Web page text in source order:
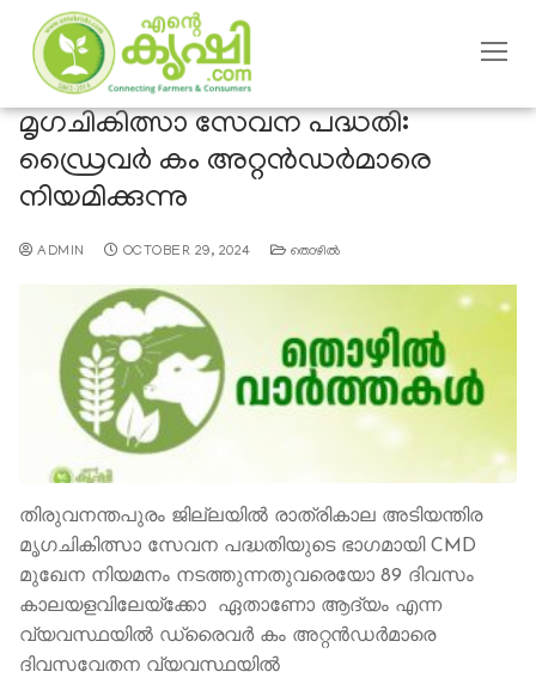
മൃഗചികിത്സാ സേവന പദ്ധതി:
ഡ്രൈവർ കം അറ്റൻഡർമാരെ
നിയമിക്കുന്നു
ADMIN OCTOBER 29, 2024 തൊഴില്‍
തിരുവനന്തപുരം ജില്ലയിൽ രാത്രികാല അടിയന്തിര
മൃഗചികിത്സാ സേവന പദ്ധതിയുടെ ഭാഗമായി CMD
മുഖേന നിയമനം നടത്തുന്നതുവരെയോ 89 ദിവസം
കാലയളവിലേയ്ക്കോ ഏതാണോ ആദ്യം എന്ന
വ്യവസ്ഥയിൽ ഡ്രൈവർ കം അറ്റൻഡർമാരെ
ദിവസവേതന വ്യവസ്ഥയിൽ